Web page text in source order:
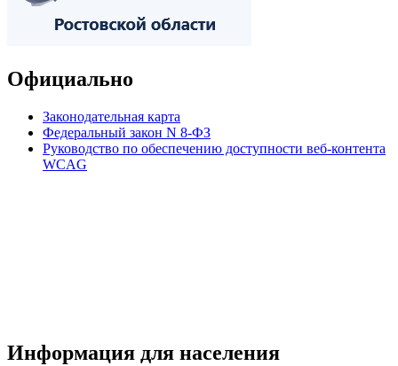
Официально
Законодательная карта
Федеральный закон N 8-ФЗ
Руководство по обеспечению доступности веб-контента
WCAG
Информация для населения